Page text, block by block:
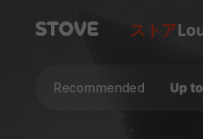
ストア
Recommended